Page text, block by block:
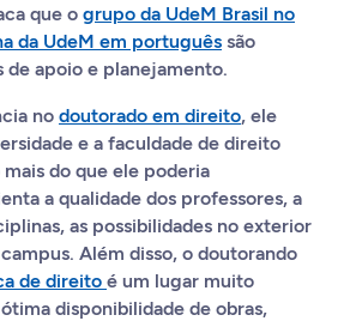
que o grupo da UdeM Brasil no
da UdeM em português são
de apoio e planejamento.
no doutorado em direito, ele
e a faculdade de direito
do que ele poderia
a qualidade dos professores, a
as possibilidades no exterior
Além disso, o doutorando
de direito é um lugar muito
disponibilidade de obras,